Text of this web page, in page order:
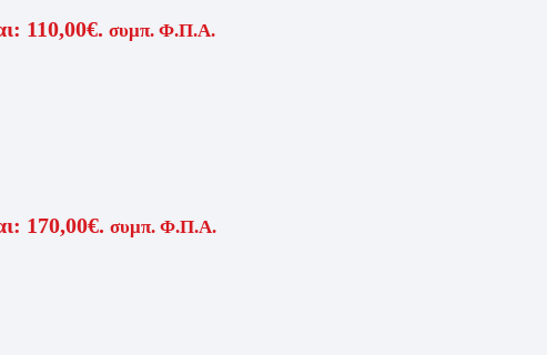
110,00€. συμπ. Φ.Π.Α.
170,00€. συμπ. Φ.Π.Α.